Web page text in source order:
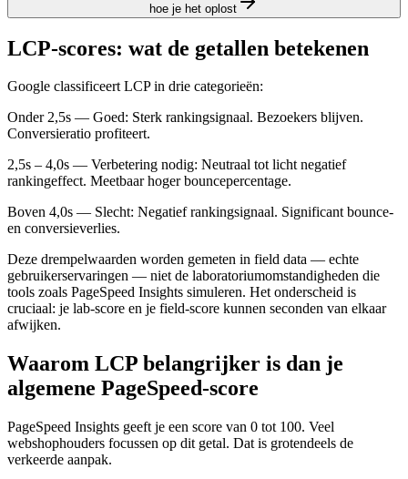
hoe je het oplost
LCP-scores: wat de getallen betekenen
Google classificeert LCP in drie categorieën:
Onder 2,5s — Goed: Sterk rankingsignaal. Bezoekers blijven.
Conversieratio profiteert.
2,5s – 4,0s — Verbetering nodig: Neutraal tot licht negatief
rankingeffect. Meetbaar hoger bouncepercentage.
Boven 4,0s — Slecht: Negatief rankingsignaal. Significant bounce-
en conversieverlies.
Deze drempelwaarden worden gemeten in field data — echte
gebruikerservaringen — niet de laboratoriumomstandigheden die
tools zoals PageSpeed Insights simuleren. Het onderscheid is
cruciaal: je lab-score en je field-score kunnen seconden van elkaar
afwijken.
Waarom LCP belangrijker is dan je
algemene PageSpeed-score
PageSpeed Insights geeft je een score van 0 tot 100. Veel
webshophouders focussen op dit getal. Dat is grotendeels de
verkeerde aanpak.